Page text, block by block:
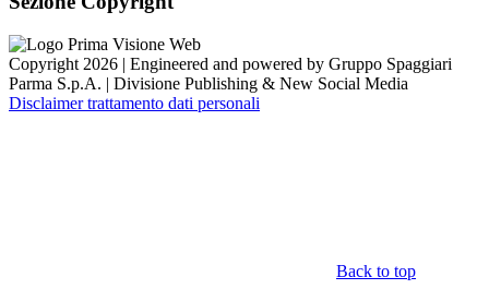
Copyright 2026 | Engineered and powered by Gruppo Spaggiari
Parma S.p.A. | Divisione Publishing & New Social Media
Disclaimer trattamento dati personali
Back to top